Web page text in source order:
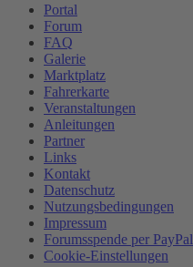
Portal
Forum
FAQ
Galerie
Marktplatz
Fahrerkarte
Veranstaltungen
Anleitungen
Partner
Links
Kontakt
Datenschutz
Nutzungsbedingungen
Impressum
Forumsspende per PayPal
Cookie-Einstellungen